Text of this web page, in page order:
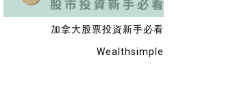
加拿大股票投資新手必看
Wealthsimple